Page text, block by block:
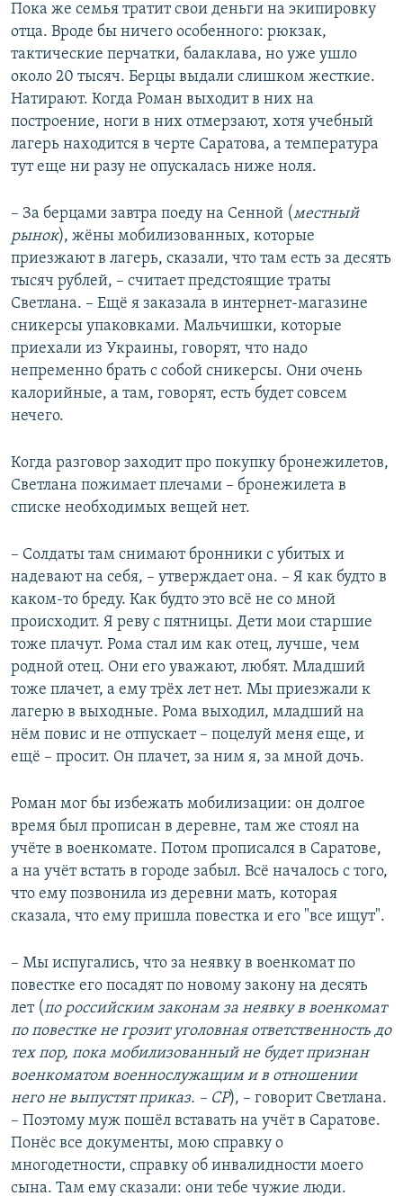
Пока же семья тратит свои деньги на экипировку
отца. Вроде бы ничего особенного: рюкзак,
тактические перчатки, балаклава, но уже ушло
около 20 тысяч. Берцы выдали слишком жесткие.
Натирают. Когда Роман выходит в них на
построение, ноги в них отмерзают, хотя учебный
лагерь находится в черте Саратова, а температура
тут еще ни разу не опускалась ниже ноля.
– За берцами завтра поеду на Сенной (местный
рынок), жёны мобилизованных, которые
приезжают в лагерь, сказали, что там есть за десять
тысяч рублей, – считает предстоящие траты
Светлана. – Ещё я заказала в интернет-магазине
сникерсы упаковками. Мальчишки, которые
приехали из Украины, говорят, что надо
непременно брать с собой сникерсы. Они очень
калорийные, а там, говорят, есть будет совсем
нечего.
Когда разговор заходит про покупку бронежилетов,
Светлана пожимает плечами – бронежилета в
списке необходимых вещей нет.
– Солдаты там снимают бронники с убитых и
надевают на себя, – утверждает она. – Я как будто в
каком-то бреду. Как будто это всё не со мной
происходит. Я реву с пятницы. Дети мои старшие
тоже плачут. Рома стал им как отец, лучше, чем
родной отец. Они его уважают, любят. Младший
тоже плачет, а ему трёх лет нет. Мы приезжали к
лагерю в выходные. Рома выходил, младший на
нём повис и не отпускает – поцелуй меня еще, и
ещё – просит. Он плачет, за ним я, за мной дочь.
Роман мог бы избежать мобилизации: он долгое
время был прописан в деревне, там же стоял на
учёте в военкомате. Потом прописался в Саратове,
а на учёт встать в городе забыл. Всё началось с того,
что ему позвонила из деревни мать, которая
сказала, что ему пришла повестка и его "все ищут".
– Мы испугались, что за неявку в военкомат по
повестке его посадят по новому закону на десять
лет (по российским законам за неявку в военкомат
по повестке не грозит уголовная ответственность до
тех пор, пока мобилизованный не будет признан
военкоматом военнослужащим и в отношении
него не выпустят приказ. – СР), – говорит Светлана.
– Поэтому муж пошёл вставать на учёт в Саратове.
Понёс все документы, мою справку о
многодетности, справку об инвалидности моего
сына. Там ему сказали: они тебе чужие люди.